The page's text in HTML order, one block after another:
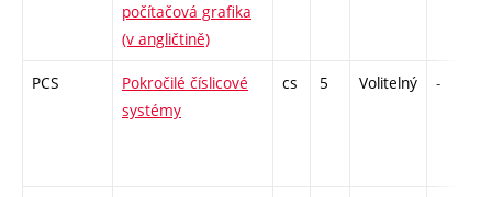
počítačová grafika
(v angličtině)
PCS
Pokročilé číslicové
systémy
cs 5 Volitelný -